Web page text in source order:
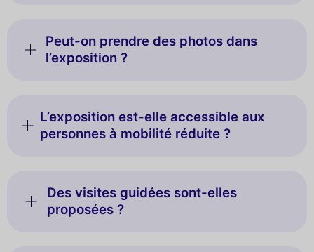
Peut-on prendre des photos dans
l’exposition ?
L’exposition est-elle accessible aux
personnes à mobilité réduite ?
Des visites guidées sont-elles
proposées ?